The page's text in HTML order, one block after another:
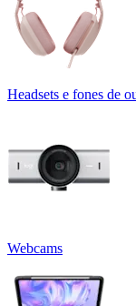
Headsets e fones de
Webcams